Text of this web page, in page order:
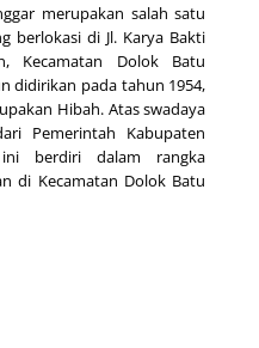
merupakan salah satu
berlokasi di Jl. Karya Bakti
Kecamatan Dolok Batu
didirikan pada tahun 1954,
Hibah. Atas swadaya
Pemerintah Kabupaten
berdiri dalam rangka
di Kecamatan Dolok Batu